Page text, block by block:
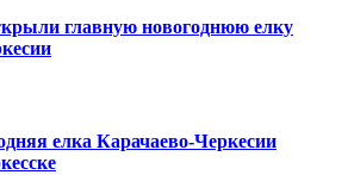
главную новогоднюю елку
елка Карачаево-Черкесии